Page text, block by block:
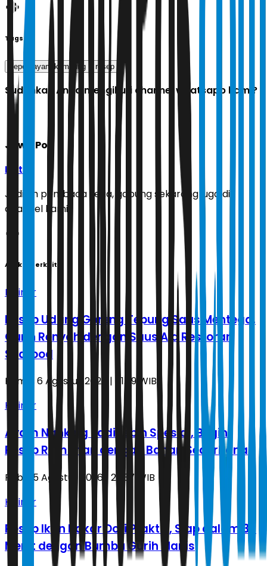
Tags
pepes ayam kampung resep
Sudahkah Anda mengikuti channel whatsapp kami?
Jawa Pos
Ikuti
Jadilah pembaca setia, gabung sekarang juga di
channel kami!
Artikel Terkait
Kuliner
Resep Udang Goreng Tepung Saus Mentega,
Gurih Renyah dengan Saus Ala Restoran
Seafood
Kamis, 6 Agustus 2026 | 01.29 WIB
Kuliner
Ayam Nanking Jadi Lebih Spesial, Begini
Resep Rumahan dengan Bahan Sederhana
Rabu, 5 Agustus 2026 | 22.37 WIB
Kuliner
Resep Ikan Bakar Dori Praktis, Siap dalam 30
Menit dengan Bumbu Gurih Manis